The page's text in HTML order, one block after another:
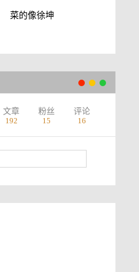
菜的像徐坤
文章
192
粉丝
15
评论
16